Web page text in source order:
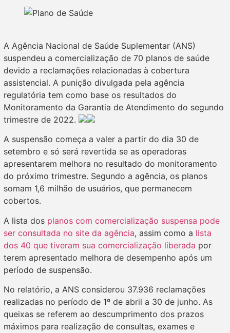
A Agência Nacional de Saúde Suplementar (ANS)
suspendeu a comercialização de 70 planos de saúde
devido a reclamações relacionadas à cobertura
assistencial. A punição divulgada pela agência
regulatória tem como base os resultados do
Monitoramento da Garantia de Atendimento do segundo
trimestre de 2022.
A suspensão começa a valer a partir do dia 30 de
setembro e só será revertida se as operadoras
apresentarem melhora no resultado do monitoramento
do próximo trimestre. Segundo a agência, os planos
somam 1,6 milhão de usuários, que permanecem
cobertos.
A lista dos planos com comercialização suspensa pode
ser consultada no site da agência, assim como a lista
dos 40 que tiveram sua comercialização liberada por
terem apresentado melhora de desempenho após um
período de suspensão.
No relatório, a ANS considerou 37.936 reclamações
realizadas no período de 1º de abril a 30 de junho. As
queixas se referem ao descumprimento dos prazos
máximos para realização de consultas, exames e